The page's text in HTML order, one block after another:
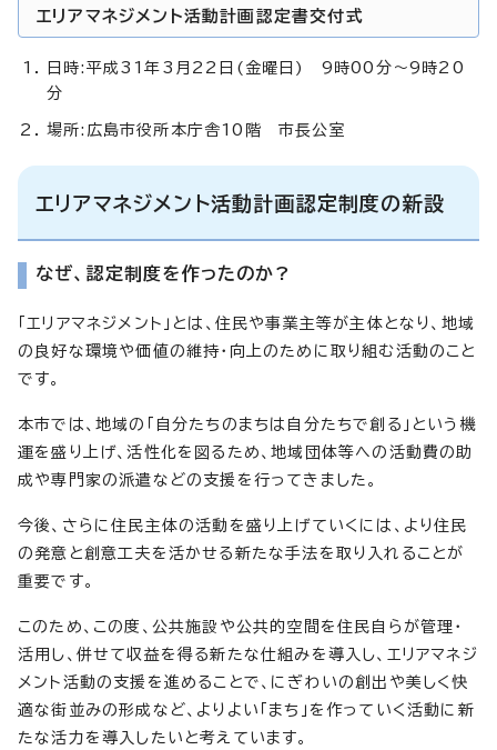
エリアマネジメント活動計画認定書交付式
日時:平成31年3月22日(金曜日) 9時00分～9時20
分
場所:広島市役所本庁舎10階 市長公室
エリアマネジメント活動計画認定制度の新設
なぜ、認定制度を作ったのか?
「エリアマネジメント」とは、住民や事業主等が主体となり、地域
の良好な環境や価値の維持・向上のために取り組む活動のこと
です。
本市では、地域の「自分たちのまちは自分たちで創る」という機
運を盛り上げ、活性化を図るため、地域団体等への活動費の助
成や専門家の派遣などの支援を行ってきました。
今後、さらに住民主体の活動を盛り上げていくには、より住民
の発意と創意工夫を活かせる新たな手法を取り入れることが
重要です。
このため、この度、公共施設や公共的空間を住民自らが管理・
活用し、併せて収益を得る新たな仕組みを導入し、エリアマネジ
メント活動の支援を進めることで、にぎわいの創出や美しく快
適な街並みの形成など、よりよい「まち」を作っていく活動に新
たな活力を導入したいと考えています。